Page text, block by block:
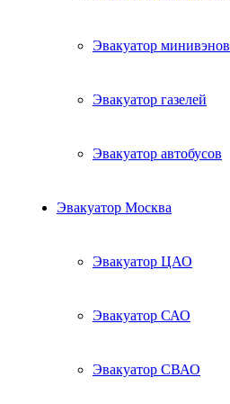
Эвакуатор минивэнов
Эвакуатор газелей
Эвакуатор автобусов
Эвакуатор Москва
Эвакуатор ЦАО
Эвакуатор САО
Эвакуатор СВАО